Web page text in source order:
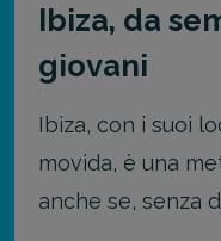
Ibiza, da
giovani
Ibiza, con i suoi
movida, è una
anche se, senza